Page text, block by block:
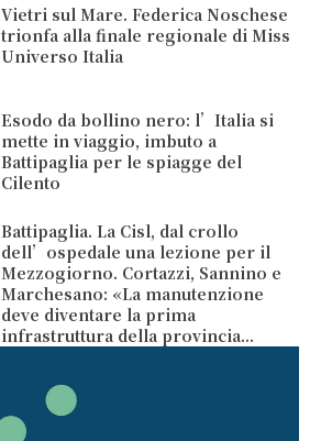
Vietri sul Mare. Federica Noschese
trionfa alla finale regionale di Miss
Universo Italia
Esodo da bollino nero: l’Italia si
mette in viaggio, imbuto a
Battipaglia per le spiagge del
Cilento
Battipaglia. La Cisl, dal crollo
dell’ospedale una lezione per il
Mezzogiorno. Cortazzi, Sannino e
Marchesano: «La manutenzione
deve diventare la prima
infrastruttura della provincia...